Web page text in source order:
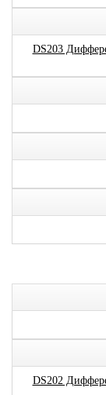
DS203
DS202